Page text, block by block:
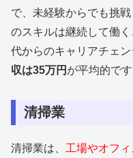
で、未経験からでも挑
のスキルは継続して働
代からのキャリアチェン
収は35万円 が平均的です
清掃業
清掃業は、 工場やオフ